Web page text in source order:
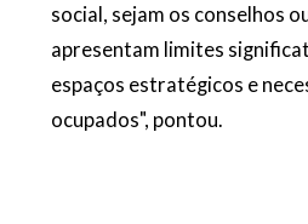
social, sejam os conselhos
apresentam limites
espaços estratégicos e
ocupados", pontou.